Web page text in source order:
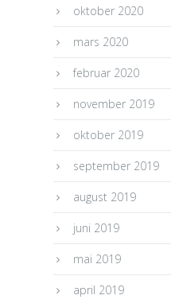
oktober 2020
mars 2020
februar 2020
november 2019
oktober 2019
september 2019
august 2019
juni 2019
mai 2019
april 2019